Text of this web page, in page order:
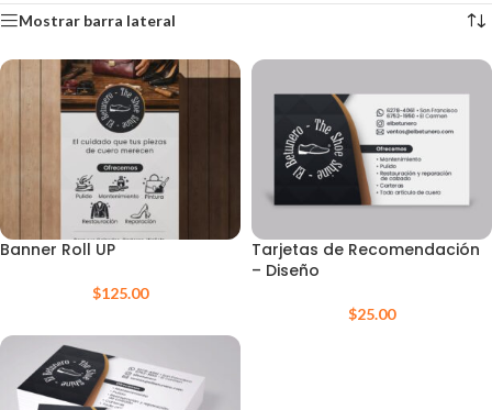
Mostrar barra lateral
Banner Roll UP
$125.00
Tarjetas de Recomendación
– Diseño
$25.00